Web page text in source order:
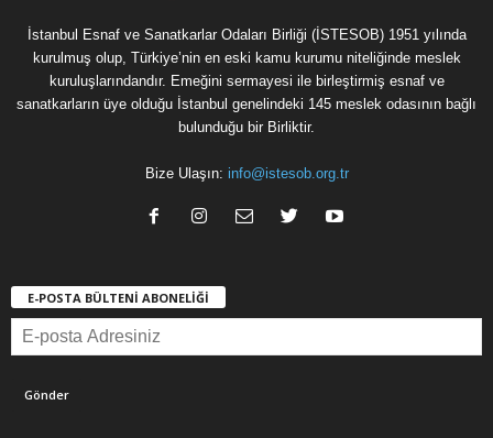
İstanbul Esnaf ve Sanatkarlar Odaları Birliği (İSTESOB) 1951 yılında
kurulmuş olup, Türkiye’nin en eski kamu kurumu niteliğinde meslek
kuruluşlarındandır. Emeğini sermayesi ile birleştirmiş esnaf ve
sanatkarların üye olduğu İstanbul genelindeki 145 meslek odasının bağlı
bulunduğu bir Birliktir.
Bize Ulaşın: info@istesob.org.tr
E-POSTA BÜLTENİ ABONELİĞİ